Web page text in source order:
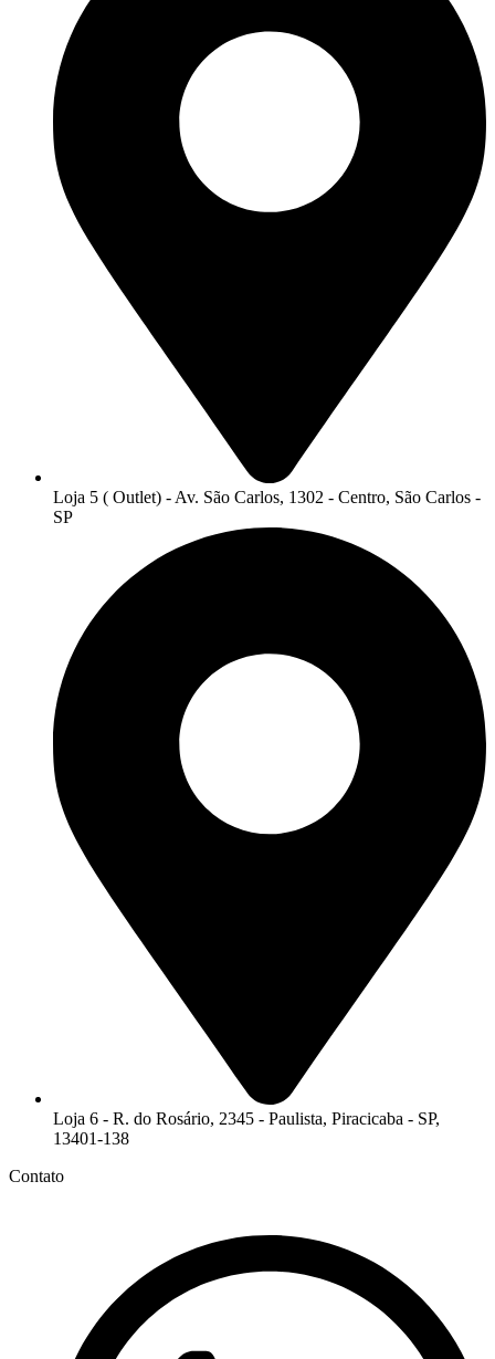
Loja 5 ( Outlet) - Av. São Carlos, 1302 - Centro, São Carlos -
SP
Loja 6 - R. do Rosário, 2345 - Paulista, Piracicaba - SP,
13401-138
Contato